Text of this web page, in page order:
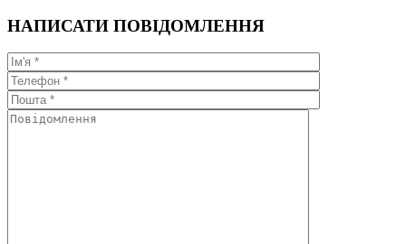
НАПИСАТИ ПОВІДОМЛЕННЯ